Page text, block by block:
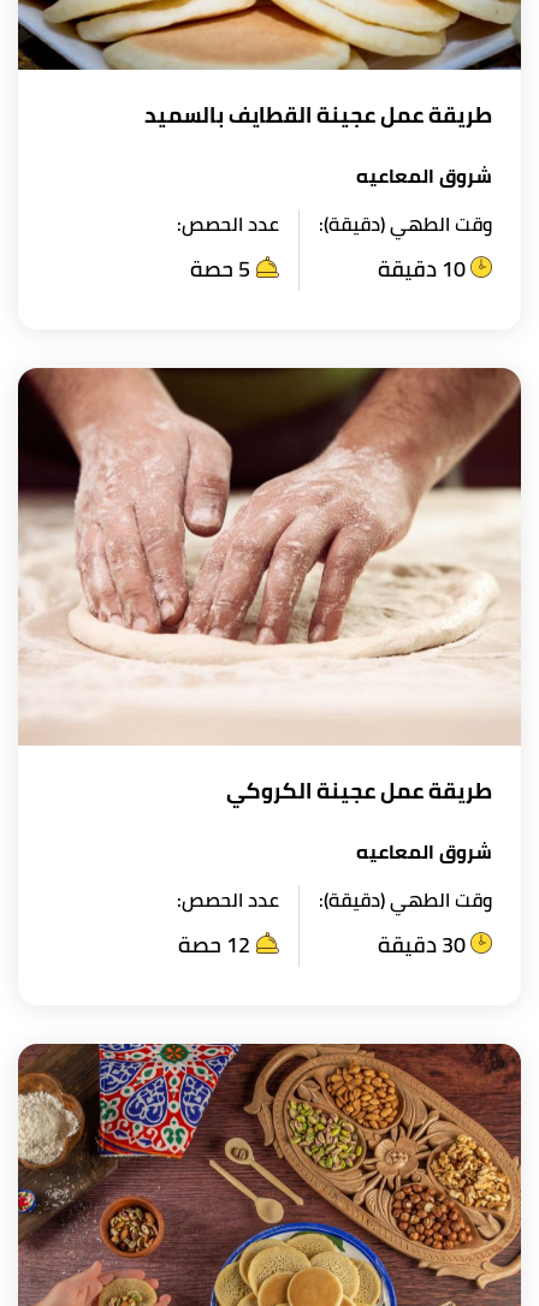
طريقة عمل عجينة القطايف بالسميد
شروق المعاعيه
وقت الطهي (دقيقة):
10 دقيقة
عدد الحصص:
5 حصة
طريقة عمل عجينة الكروكي
شروق المعاعيه
وقت الطهي (دقيقة):
30 دقيقة
عدد الحصص:
12 حصة